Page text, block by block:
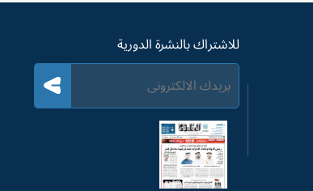
للاشتراك بالنشرة الدورية